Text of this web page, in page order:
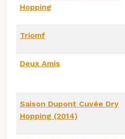
Hopping
Triomf
Deux Amis
Saison Dupont Cuvée Dry
Hopping (2014)